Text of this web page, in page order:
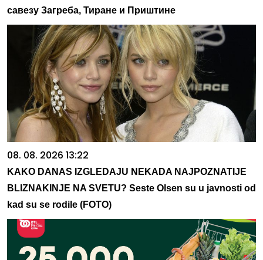
савезу Загреба, Тиране и Приштине
08. 08. 2026 13:22
KAKO DANAS IZGLEDAJU NEKADA NAJPOZNATIJE
BLIZNAKINJE NA SVETU? Seste Olsen su u javnosti od
kad su se rodile (FOTO)